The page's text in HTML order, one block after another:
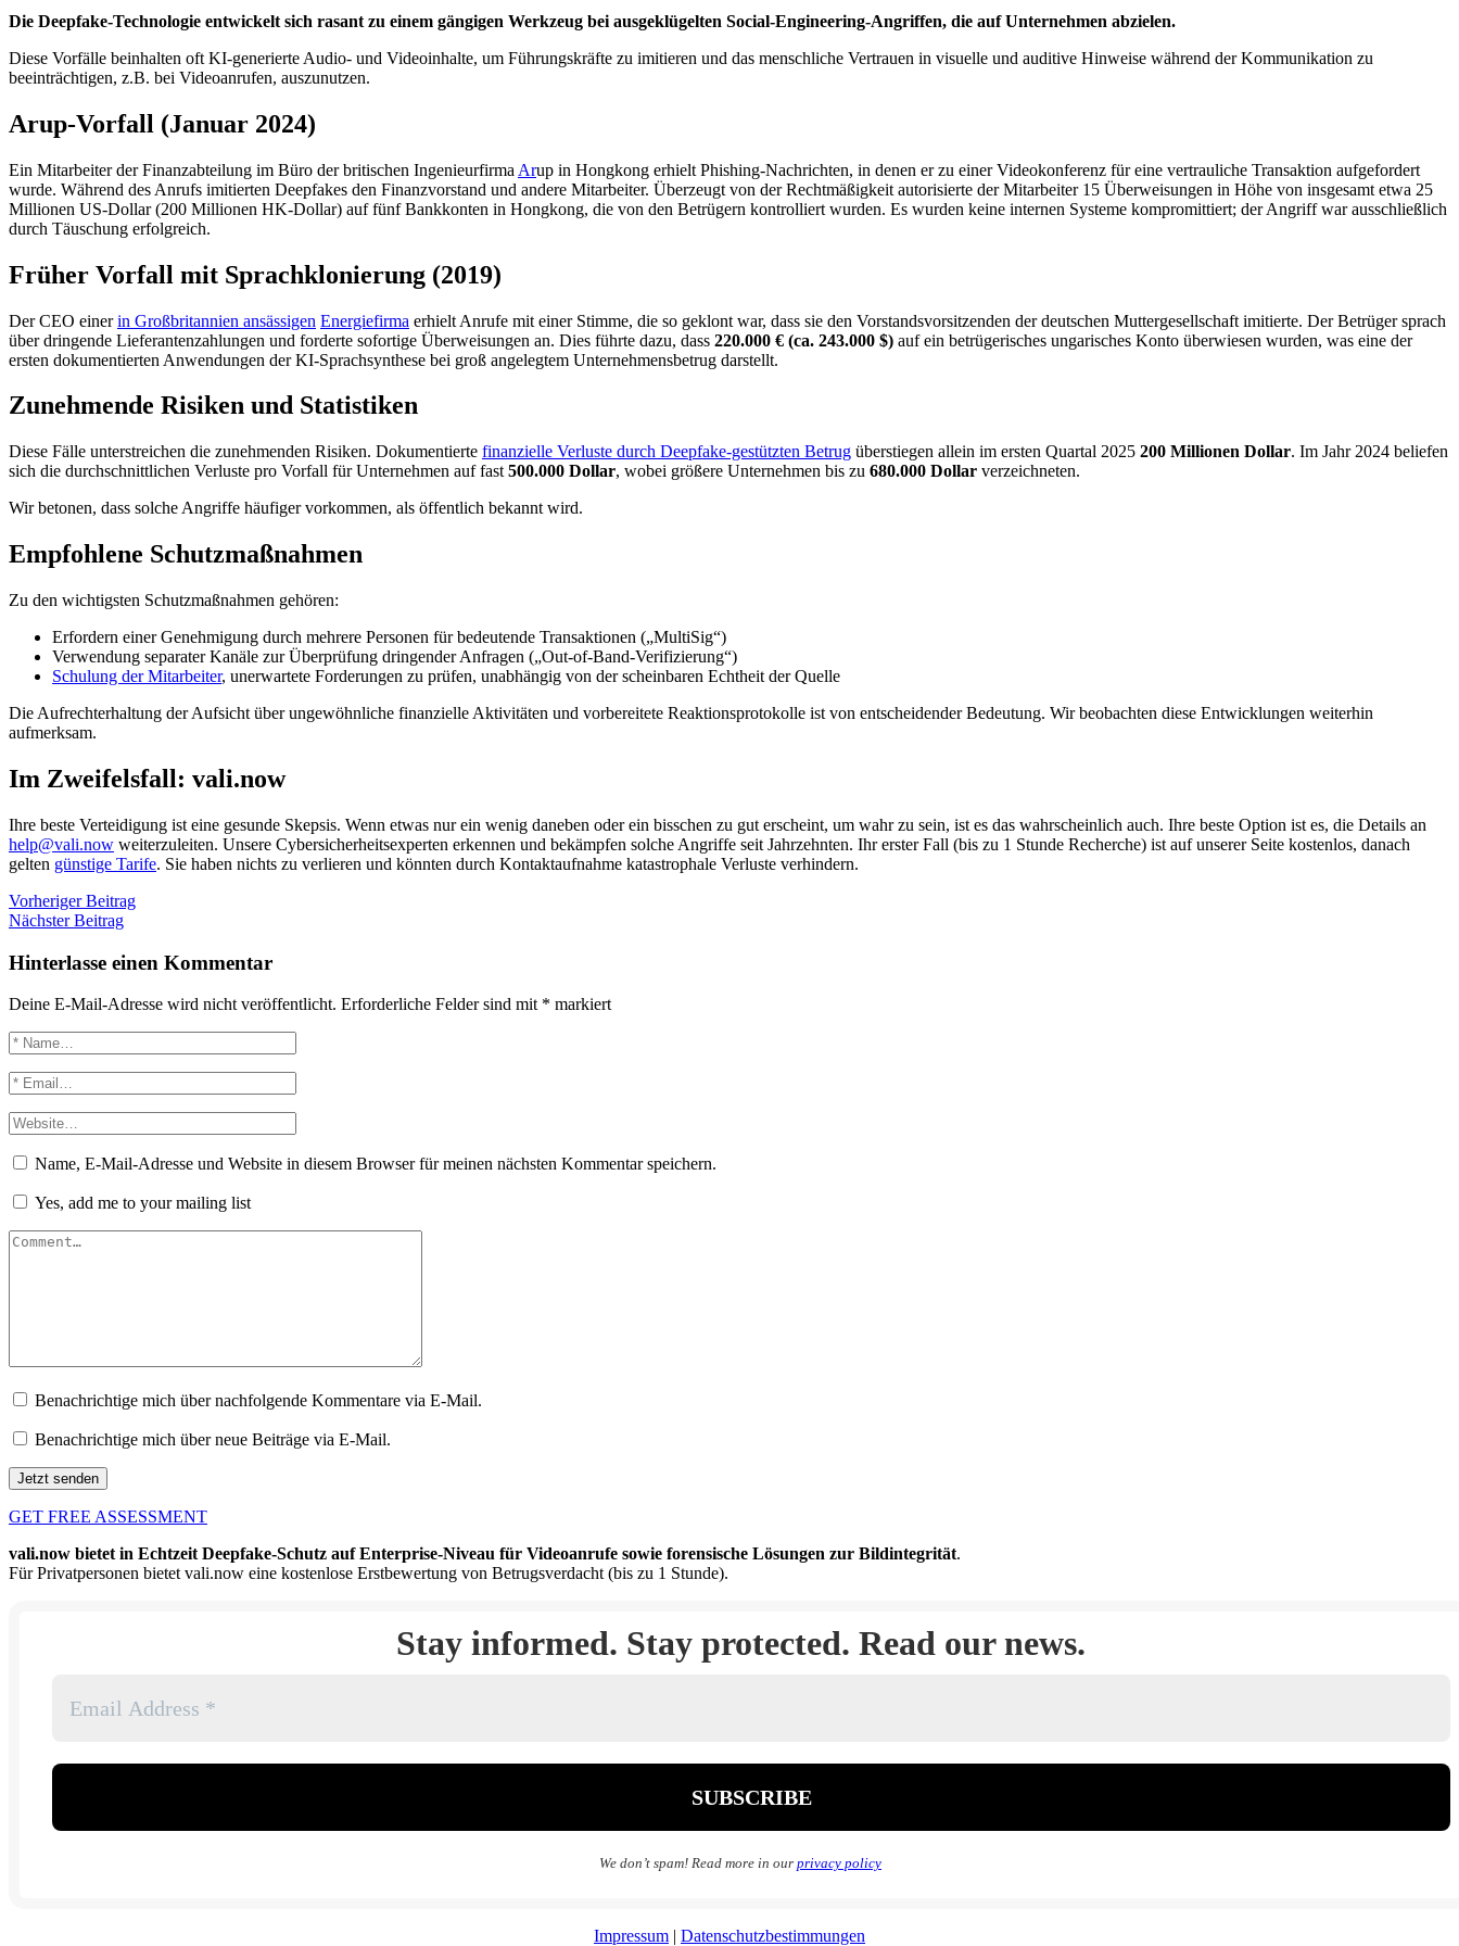
Die Deepfake-Technologie entwickelt sich rasant zu einem gängigen Werkzeug bei ausgeklügelten Social-Engineering-Angriffen, die auf Unternehmen abzielen.
Diese Vorfälle beinhalten oft KI-generierte Audio- und Videoinhalte, um Führungskräfte zu imitieren und das menschliche Vertrauen in visuelle und auditive Hinweise während der Kommunikation zu
beeinträchtigen, z.B. bei Videoanrufen, auszunutzen.
Arup-Vorfall (Januar 2024)
Ein Mitarbeiter der Finanzabteilung im Büro der britischen Ingenieurfirma Arup in Hongkong erhielt Phishing-Nachrichten, in denen er zu einer Videokonferenz für eine vertrauliche Transaktion aufgefordert
wurde. Während des Anrufs imitierten Deepfakes den Finanzvorstand und andere Mitarbeiter. Überzeugt von der Rechtmäßigkeit autorisierte der Mitarbeiter 15 Überweisungen in Höhe von insgesamt etwa 25
Millionen US-Dollar (200 Millionen HK-Dollar) auf fünf Bankkonten in Hongkong, die von den Betrügern kontrolliert wurden. Es wurden keine internen Systeme kompromittiert; der Angriff war ausschließlich
durch Täuschung erfolgreich.
Früher Vorfall mit Sprachklonierung (2019)
Der CEO einerin Großbritannien ansässigen Energiefirma erhielt Anrufe mit einer Stimme, die so geklont war, dass sie den Vorstandsvorsitzenden der deutschen Muttergesellschaft imitierte. Der Betrüger sprach
über dringende Lieferantenzahlungen und forderte sofortige Überweisungen an. Dies führte dazu, dass 220.000 € (ca. 243.000 $) auf ein betrügerisches ungarisches Konto überwiesen wurden, was eine der
ersten dokumentierten Anwendungen der KI-Sprachsynthese bei groß angelegtem Unternehmensbetrug darstellt.
Zunehmende Risiken und Statistiken
Diese Fälle unterstreichen die zunehmenden Risiken. Dokumentierte finanzielle Verluste durch Deepfake-gestützten Betrug überstiegen allein im ersten Quartal 2025 200 Millionen Dollar. Im Jahr 2024 beliefen
sich die durchschnittlichen Verluste pro Vorfall für Unternehmen auf fast 500.000 Dollar, wobei größere Unternehmen bis zu 680.000 Dollar verzeichneten.
Wir betonen, dass solche Angriffe häufiger vorkommen, als öffentlich bekannt wird.
Empfohlene Schutzmaßnahmen
Zu den wichtigsten Schutzmaßnahmen gehören:
Erfordern einer Genehmigung durch mehrere Personen für bedeutende Transaktionen („MultiSig“)
Verwendung separater Kanäle zur Überprüfung dringender Anfragen („Out-of-Band-Verifizierung“)
Schulung der Mitarbeiter, unerwartete Forderungen zu prüfen, unabhängig von der scheinbaren Echtheit der Quelle
Die Aufrechterhaltung der Aufsicht über ungewöhnliche finanzielle Aktivitäten und vorbereitete Reaktionsprotokolle ist von entscheidender Bedeutung. Wir beobachten diese Entwicklungen weiterhin
aufmerksam.
Im Zweifelsfall: vali.now
Ihre beste Verteidigung ist eine gesunde Skepsis. Wenn etwas nur ein wenig daneben oder ein bisschen zu gut erscheint, um wahr zu sein, ist es das wahrscheinlich auch. Ihre beste Option ist es, die Details an
help@vali.now weiterzuleiten. Unsere Cybersicherheitsexperten erkennen und bekämpfen solche Angriffe seit Jahrzehnten. Ihr erster Fall (bis zu 1 Stunde Recherche) ist auf unserer Seite kostenlos, danach
gelten günstige Tarife. Sie haben nichts zu verlieren und könnten durch Kontaktaufnahme katastrophale Verluste verhindern.
Vorheriger Beitrag
Nächster Beitrag
Hinterlasse einen Kommentar
Deine E-Mail-Adresse wird nicht veröffentlicht. Erforderliche Felder sind mit * markiert
Name, E-Mail-Adresse und Website in diesem Browser für meinen nächsten Kommentar speichern.
Yes, add me to your mailing list
Benachrichtige mich über nachfolgende Kommentare via E-Mail.
Benachrichtige mich über neue Beiträge via E-Mail.
GET FREE ASSESSMENT
vali.now bietet in Echtzeit Deepfake-Schutz auf Enterprise-Niveau für Videoanrufe sowie forensische Lösungen zur Bildintegrität.
Für Privatpersonen bietet vali.now eine kostenlose Erstbewertung von Betrugsverdacht (bis zu 1 Stunde).
Stay informed. Stay protected. Read our news.
We don’t spam! Read more in our privacy policy
Impressum | Datenschutzbestimmungen